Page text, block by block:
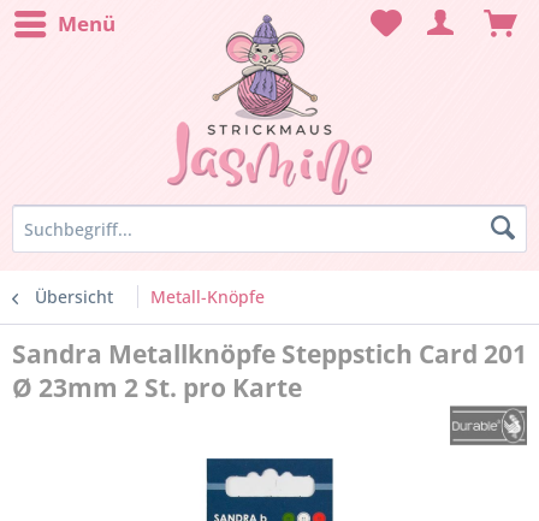
Menü
Übersicht Metall-Knöpfe
Sandra Metallknöpfe Steppstich Card 201
Ø 23mm 2 St. pro Karte